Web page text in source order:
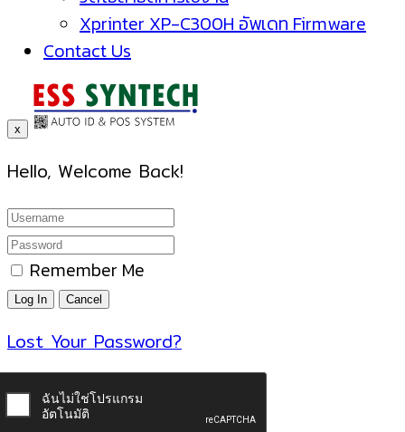
Xprinter XP-C300H อัพเดท Firmware
Contact Us
x
Hello, Welcome Back!
Remember Me
Lost Your Password?